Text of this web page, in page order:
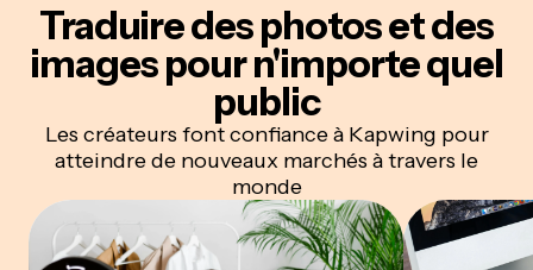
Traduire des photos et des
imagespour n'importe quel
public
Les créateurs font confiance à Kapwing pour
atteindre de nouveaux marchés à travers le
monde